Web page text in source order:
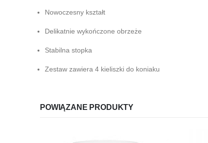
Nowoczesny kształt
Delikatnie wykończone obrzeże
Stabilna stopka
Zestaw zawiera 4 kieliszki do koniaku
POWIĄZANE PRODUKTY